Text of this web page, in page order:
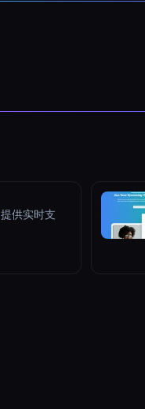
供实时支